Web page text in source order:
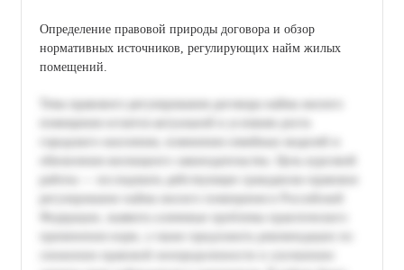
Определение правовой природы договора и обзор
нормативных источников, регулирующих найм жилых
помещений.